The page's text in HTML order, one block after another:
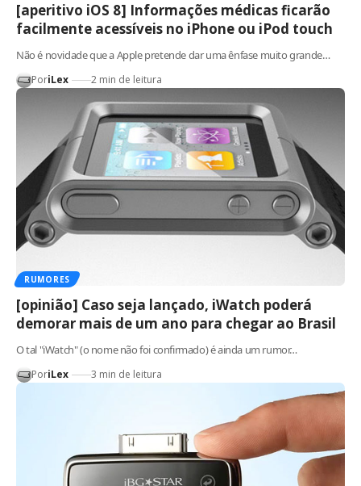
[aperitivo iOS 8] Informações médicas ficarão
facilmente acessíveis no iPhone ou iPod touch
Não é novidade que a Apple pretende dar uma ênfase muito grande…
PoriLex 2 min de leitura
RUMORES
[opinião] Caso seja lançado, iWatch poderá
demorar mais de um ano para chegar ao Brasil
O tal "iWatch" (o nome não foi confirmado) é ainda um rumor…
PoriLex 3 min de leitura